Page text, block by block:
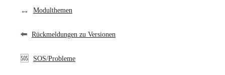
↔️ Modulthemen
⬅️ Rückmeldungen zu Versionen
🆘 SOS/Probleme